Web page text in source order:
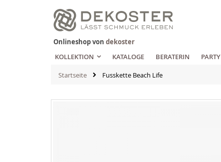
Zum
Inhalt
springen
Onlineshop von dekoster
KOLLEKTION
KATALOGE BERATERIN PARTY
Startseite Fusskette Beach Life